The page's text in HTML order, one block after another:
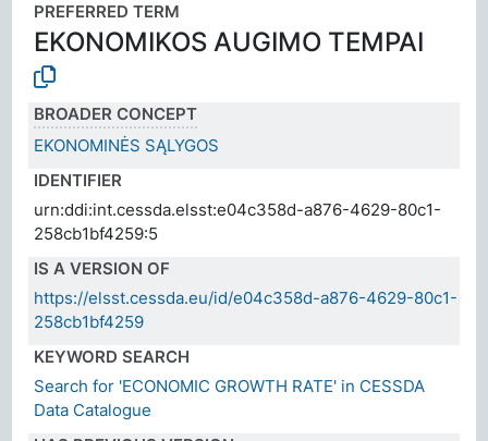
PREFERRED TERM
EKONOMIKOS AUGIMO TEMPAI
BROADER CONCEPT
EKONOMINĖS SĄLYGOS
IDENTIFIER
urn:ddi:int.cessda.elsst:e04c358d-a876-4629-80c1-
258cb1bf4259:5
IS A VERSION OF
https://elsst.cessda.eu/id/e04c358d-a876-4629-80c1-
258cb1bf4259
KEYWORD SEARCH
Search for 'ECONOMIC GROWTH RATE' in CESSDA
Data Catalogue